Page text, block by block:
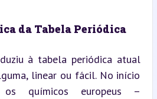
da Tabela Periódica
à tabela periódica atual
linear ou fácil. No início
químicos europeus –